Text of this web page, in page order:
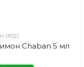
00121
Chaban 5 мл